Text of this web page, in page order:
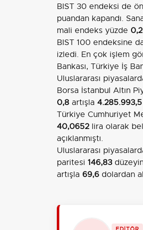
BIST 30 endeksi de
puandan kapandı.
mali endeks yüzde
BIST 100 endeksine
izledi. En çok işlem
Bankası, Türkiye İş
Uluslararası
Borsa İstanbul Altın
0,8 artışla 4.285.993,5
Türkiye Cumhuriyet
40,0652 lira olarak
açıklanmıştı.
Uluslararası
paritesi 146,83
artışla 69,6 dolardan